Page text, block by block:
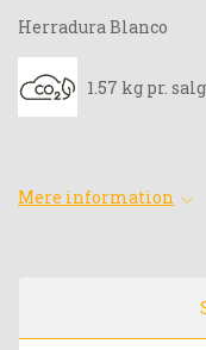
Herradura Blanco
1.57 kg pr.
Mere information